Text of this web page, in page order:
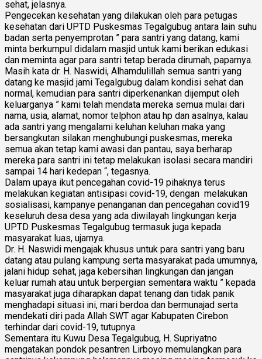
sehat, jelasnya.
Pengecekan kesehatan yang dilakukan oleh para petugas
kesehatan dari UPTD Puskesmas Tegalgubug antara lain suhu
badan serta penyemprotan ” para santri yang datang, kami
minta berkumpul didalam masjid untuk kami berikan edukasi
dan meminta agar para santri tetap berada dirumah, paparnya.
Masih kata dr. H. Naswidi, Alhamdulillah semua santri yang
datang ke masjid jami Tegalgubug dalam kondisi sehat dan
normal, kemudian para santri diperkenankan dijemput oleh
keluarganya ” kami telah mendata mereka semua mulai dari
nama, usia, alamat, nomor telphon atau hp dan asalnya, kalau
ada santri yang mengalami keluhan keluhan maka yang
bersangkutan silakan menghubungi puskesmas, mereka
semua akan tetap kami awasi dan pantau, saya berharap
mereka para santri ini tetap melakukan isolasi secara mandiri
sampai 14 hari kedepan “, tegasnya.
Dalam upaya ikut pencegahan covid-19 pihaknya terus
melakukan kegiatan antisipasi covid-19, dengan melakukan
sosialisasi, kampanye penanganan dan pencegahan covid19
keseluruh desa desa yang ada diwilayah lingkungan kerja
UPTD Puskesmas Tegalgubug termasuk juga kepada
masyarakat luas, ujarnya.
Dr. H. Naswidi mengajak khusus untuk para santri yang baru
datang atau pulang kampung serta masyarakat pada umumnya,
jalani hidup sehat, jaga kebersihan lingkungan dan jangan
keluar rumah atau untuk berpergian sementara waktu ” kepada
masyarakat juga diharapkan dapat tenang dan tidak panik
menghadapi situasi ini, mari berdoa dan bermunajad serta
mendekati diri pada Allah SWT agar Kabupaten Cirebon
terhindar dari covid-19, tutupnya.
Sementara itu Kuwu Desa Tegalgubug, H. Supriyatno
mengatakan pondok pesantren Lirboyo memulangkan para